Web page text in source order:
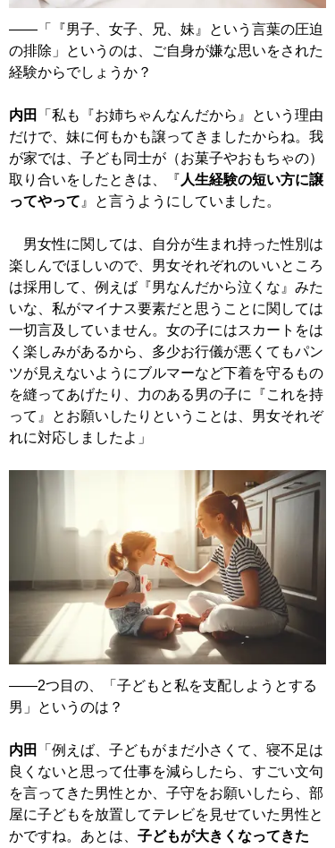
――「『男子、女子、兄、妹』という言葉の圧迫
の排除」というのは、ご自身が嫌な思いをされた
経験からでしょうか？
内田
「私も『お姉ちゃんなんだから』という理由
だけで、妹に何もかも譲ってきましたからね。我
が家では、子ども同士が（お菓子やおもちゃの）
取り合いをしたときは、『 人生経験の短い方に譲
ってやって 』と言うようにしていました。
男女性に関しては、自分が生まれ持った性別は
楽しんでほしいので、男女それぞれのいいところ
は採用して、例えば『男なんだから泣くな』みた
いな、私がマイナス要素だと思うことに関しては
一切言及していません。女の子にはスカートをは
く楽しみがあるから、多少お行儀が悪くてもパン
ツが見えないようにブルマーなど下着を守るもの
を縫ってあげたり、力のある男の子に『これを持
って』とお願いしたりということは、男女それぞ
れに対応しましたよ」
――2つ目の、「子どもと私を支配しようとする
男」というのは？
内田
「例えば、子どもがまだ小さくて、寝不足は
良くないと思って仕事を減らしたら、すごい文句
を言ってきた男性とか、子守をお願いしたら、部
屋に子どもを放置してテレビを見せていた男性と
かですね。あとは、 子どもが大きくなってきた